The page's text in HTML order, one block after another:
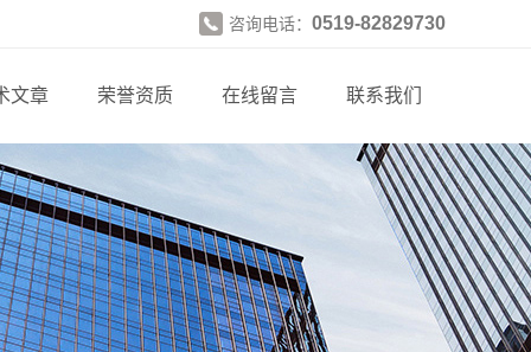
咨询电话： 0519-82829730
文章 荣誉资质 在线留言 联系我们